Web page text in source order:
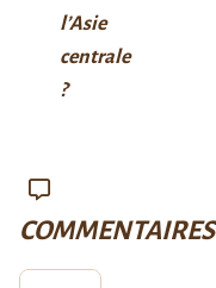
l’Asie
centrale
?
COMMENTAIRES